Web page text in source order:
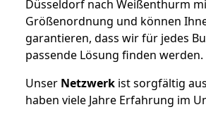
Düsseldorf nach Weißenthurm
Größenordnung und können
garantieren, dass wir für jedes
passende Lösung finden werden.
Unser Netzwerk ist sorgfältig
haben viele Jahre Erfahrung im